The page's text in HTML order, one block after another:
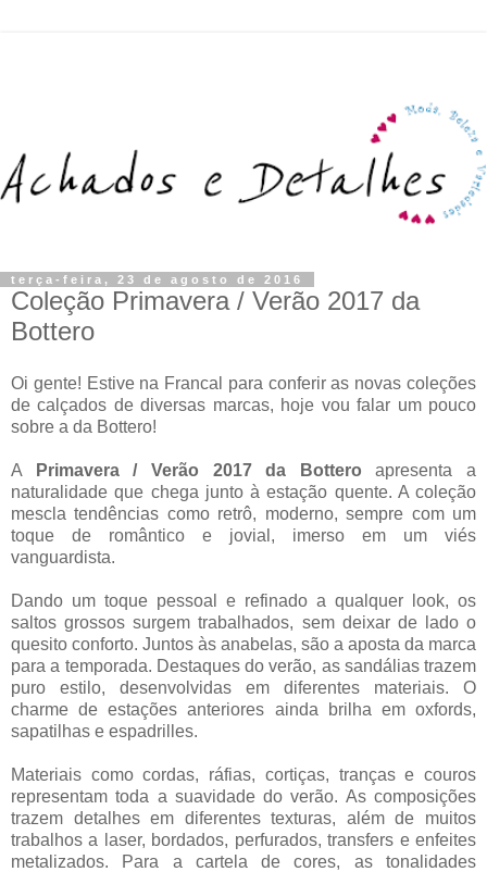
terça-feira, 23 de agosto de 2016
Coleção Primavera / Verão 2017 da
Bottero
Oi gente! Estive na Francal para conferir as novas coleções
de calçados de diversas marcas, hoje vou falar um pouco
sobre a da Bottero!
A Primavera / Verão 2017 da Bottero apresenta a
naturalidade que chega junto à estação quente. A coleção
mescla tendências como retrô, moderno, sempre com um
toque de romântico e jovial, imerso em um viés
vanguardista.
Dando um toque pessoal e refinado a qualquer look, os
saltos grossos surgem trabalhados, sem deixar de lado o
quesito conforto. Juntos às anabelas, são a aposta da marca
para a temporada. Destaques do verão, as sandálias trazem
puro estilo, desenvolvidas em diferentes materiais. O
charme de estações anteriores ainda brilha em oxfords,
sapatilhas e espadrilles.
Materiais como cordas, ráfias, cortiças, tranças e couros
representam toda a suavidade do verão. As composições
trazem detalhes em diferentes texturas, além de muitos
trabalhos a laser, bordados, perfurados, transfers e enfeites
metalizados. Para a cartela de cores, as tonalidades